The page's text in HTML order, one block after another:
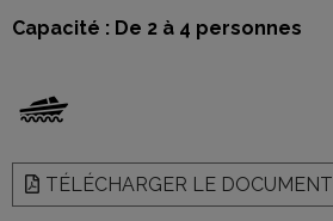
Capacité : De 2 à 4 personnes
TÉLÉCHARGER LE DOCUMENT